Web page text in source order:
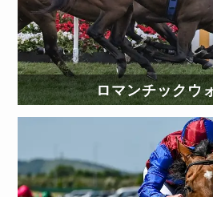
ロマンチックウ